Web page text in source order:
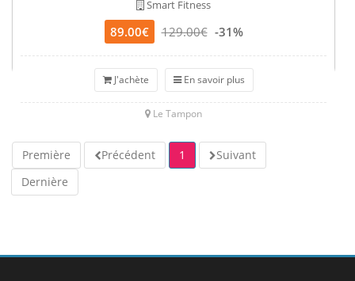
Smart Fitness
89.00€ 129.00€ -31%
J'achète En savoir plus
Le Tampon
Première Précédent 1
Suivant
Dernière